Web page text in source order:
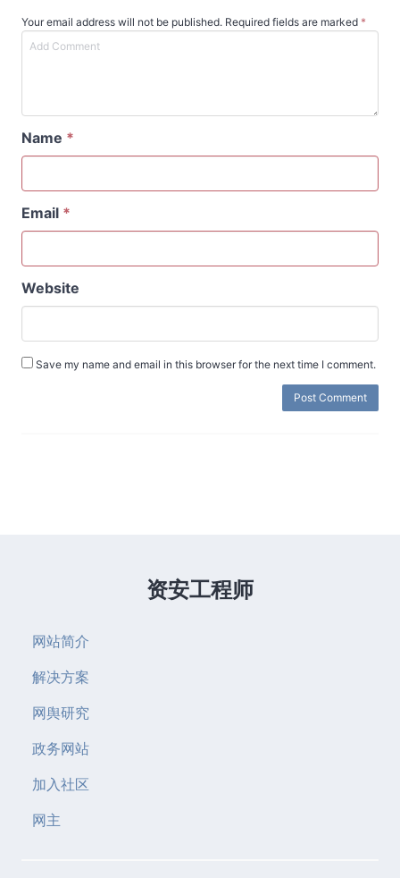
Your email address will not be published. Required fields are marked *
Name *
Email *
Website
Save my name and email in this browser for the next time I comment.
资安工程师
网站简介
解决方案
网舆研究
政务网站
加入社区
网主